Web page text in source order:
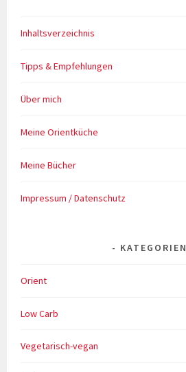
Inhaltsverzeichnis
Tipps & Empfehlungen
Über mich
Meine Orientküche
Meine Bücher
Impressum / Datenschutz
KATEGORIEN
Orient
Low Carb
Vegetarisch-vegan